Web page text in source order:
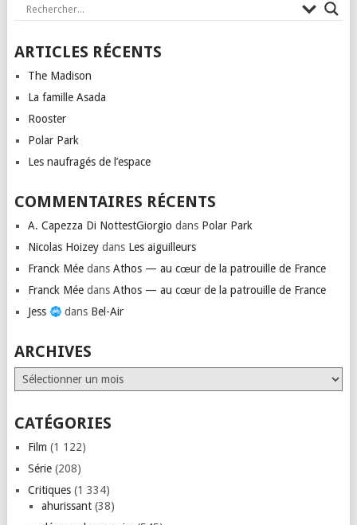
ARTICLES RÉCENTS
The Madison
La famille Asada
Rooster
Polar Park
Les naufragés de l’espace
COMMENTAIRES RÉCENTS
A. Capezza Di NottestGiorgio dans Polar Park
Nicolas Hoizeydans Les aiguilleurs
Franck Méedans Athos — au cœur de la patrouille de France
Franck Méedans Athos — au cœur de la patrouille de France
Jess
dans Bel-Air
ARCHIVES
Archives
CATÉGORIES
Film (1 122)
Série(208)
Critiques(1 334)
ahurissant(38)